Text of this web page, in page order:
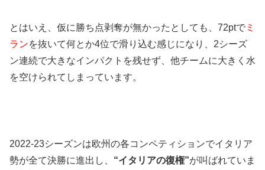
とはいえ、仮に勝ち点剥奪が無かったとしても、72ptで ミ
ランを抜いて何とか4位で滑り込む感じになり、2シーズ
ン連続で大きなインパクトを残せず、他チームに大きく水
を空けられてしまっています。
2022-23シーズンは欧州の各コンペティションでイタリア
勢が全て決勝に進出し、 “イタリアの復権”が叫ばれていま